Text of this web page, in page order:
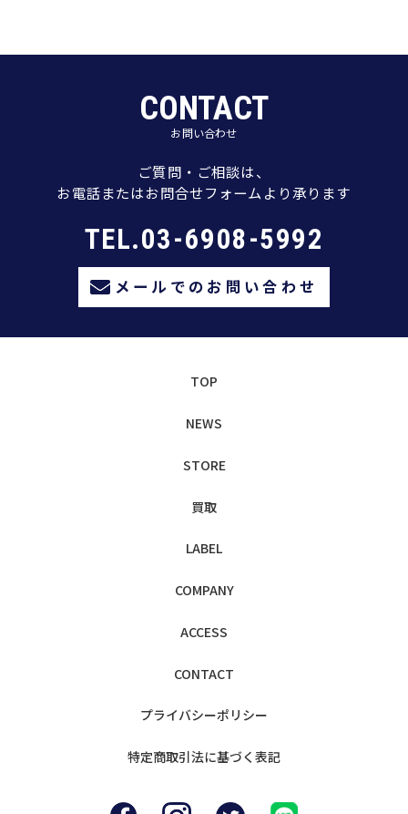
CONTACT
お問い合わせ
ご質問・ご相談は、
お電話またはお問合せフォームより承ります
TEL.03-6908-5992
メールでのお問い合わせ
TOP
NEWS
STORE
買取
LABEL
COMPANY
ACCESS
CONTACT
プライバシーポリシー
特定商取引法に基づく表記